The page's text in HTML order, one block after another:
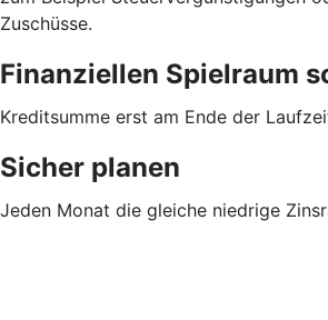
Zuschüsse.
Finanziellen Spielraum
Kreditsumme erst am Ende der
Sicher planen
Jeden Monat die gleiche niedrige